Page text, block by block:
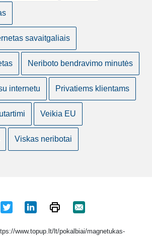
savaitgaliais
Neriboto bendravimo minutės
internetu Privatiems klientams
Veikia EU
Viskas neribotai
www.topup.lt/lt/pokalbiai/magnetukas-